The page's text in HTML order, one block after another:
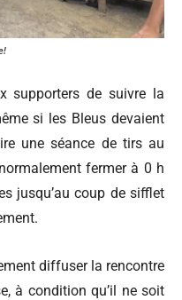
supporters de suivre la
si les Bleus devaient
une séance de tirs au
fermer à 0 h
jusqu’au coup de sifflet
diffuser la rencontre
à condition qu’il ne soit